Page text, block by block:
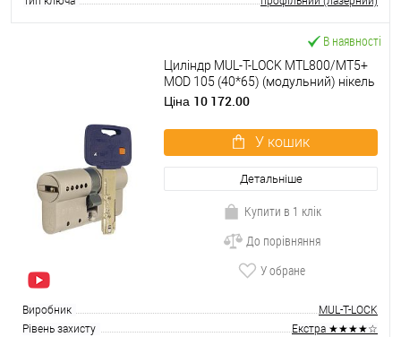
В наявності
Циліндр MUL-T-LOCK MTL800/MT5+
MOD 105 (40*65) (модульний) нікель
сатин
Ціна 10 172.00
У кошик
Детальніше
Купити в 1 клік
До порівняння
У обране
Виробник
MUL-T-LOCK
Рівень захисту
Екстра ★★★★☆